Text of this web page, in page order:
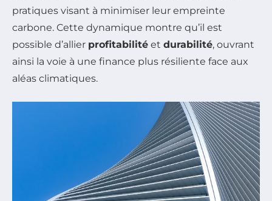
pratiques visant à minimiser leur empreinte
carbone. Cette dynamique montre qu’il est
possible d’allier profitabilité et durabilité, ouvrant
ainsi la voie à une finance plus résiliente face aux
aléas climatiques.